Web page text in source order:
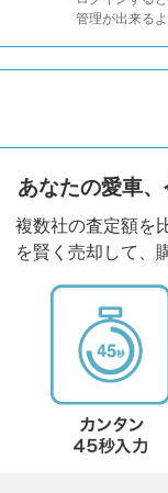
管理が出来る
あなたの愛車、
複数社の査定額を
を賢く売却して、